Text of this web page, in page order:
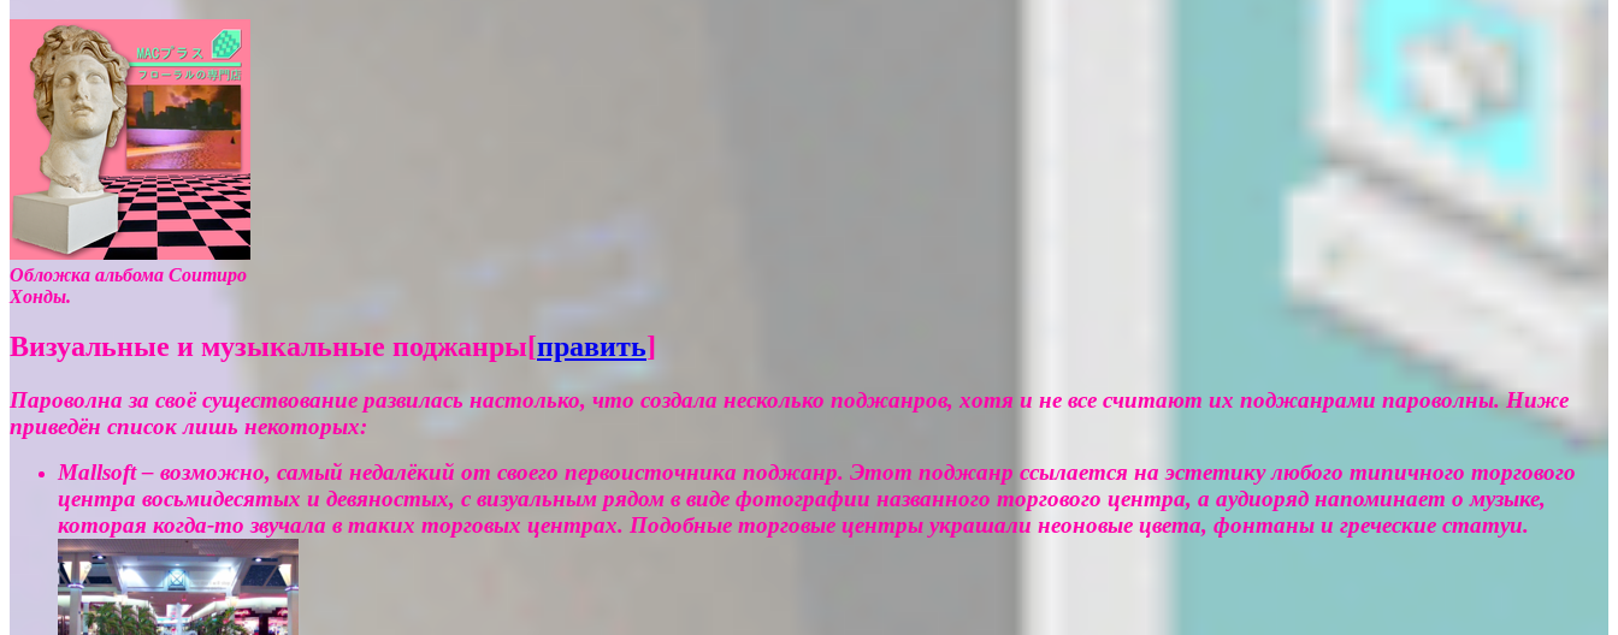
Обложка альбома Соитиро
Хонды.
Визуальные и музыкальные поджанры[править]
Пароволна за своё существование развилась настолько, что создала несколько поджанров, хотя и не все считают их поджанрами пароволны. Ниже
приведён список лишь некоторых:
Mallsoft – возможно, самый недалёкий от своего первоисточника поджанр. Этот поджанр ссылается на эстетику любого типичного торгового
центра восьмидесятых и девяностых, с визуальным рядом в виде фотографии названного торгового центра, а аудиоряд напоминает о музыке,
которая когда-то звучала в таких торговых центрах. Подобные торговые центры украшали неоновые цвета, фонтаны и греческие статуи.